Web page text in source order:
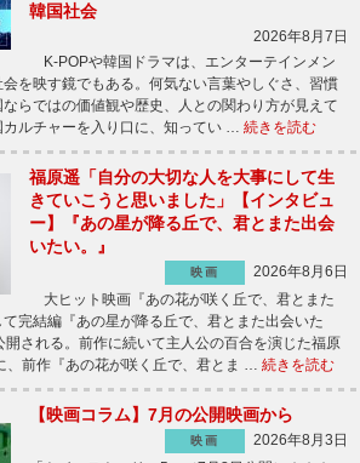
韓国社会
2026年8月7日
K-POPや韓国ドラマは、エンターテインメン
会を映す鏡でもある。何気ない言葉やしぐさ、習慣
らではの価値観や歴史、人との関わり方が見えて
カルチャーを入り口に、知ってい … 続きを読む
福原遥「自分の大切な人を大事にして生
きていこうと思いました」【インタビュ
ー】『あの星が降る丘で、君とまた出会
いたい。』
映画
2026年8月6日
大ヒット映画『あの花が咲く丘で、君とまた
完結編『あの星が降る丘で、君とまた出会いた
される。前作に続いて主人公の百合を演じた福原
、前作『あの花が咲く丘で、君とま … 続きを読む
【映画コラム】7月の公開映画から
映画
2026年8月3日